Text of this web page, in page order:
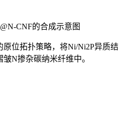
CNF的合成示意图
位拓扑策略，将Ni/Ni2P异质结
N掺杂碳纳米纤维中。